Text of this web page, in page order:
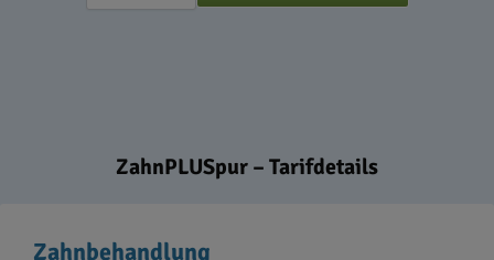
ZahnPLUSpur – Tarifdetails
Zahnbehandlung